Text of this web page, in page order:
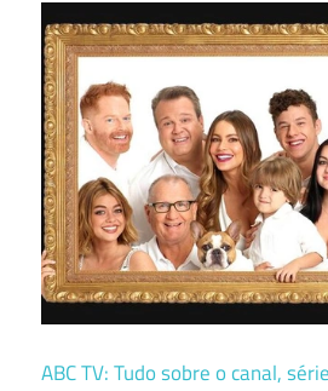
ABC TV: Tudo sobre o canal,